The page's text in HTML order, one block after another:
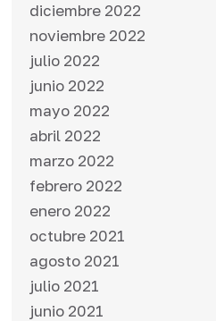
diciembre 2022
noviembre 2022
julio 2022
junio 2022
mayo 2022
abril 2022
marzo 2022
febrero 2022
enero 2022
octubre 2021
agosto 2021
julio 2021
junio 2021